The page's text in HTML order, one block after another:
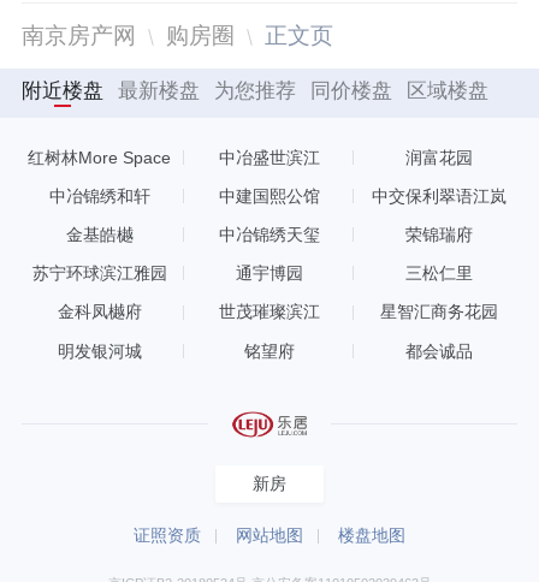
南京房产网 购房圈 正文页
附近楼盘 最新楼盘 为您推荐 同价楼盘 区域楼盘
红树林More Space 中冶盛世滨江 润富花园
中冶锦绣和轩 中建国熙公馆 中交保利翠语江岚
金基皓樾 中冶锦绣天玺 荣锦瑞府
苏宁环球滨江雅园 通宇博园 三松仁里
金科凤樾府 世茂璀璨滨江 星智汇商务花园
明发银河城 铭望府 都会诚品
新房
证照资质 网站地图 楼盘地图